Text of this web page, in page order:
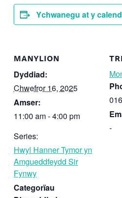
Ychwanegu at y
MANYLION
Dyddiad:
Chwefror 16, 2025
Amser:
11:00 am - 4:00 pm
Series:
Hwyl Hanner Tymor yn
Amgueddfeydd Sir
Fynwy
Categorïau
-